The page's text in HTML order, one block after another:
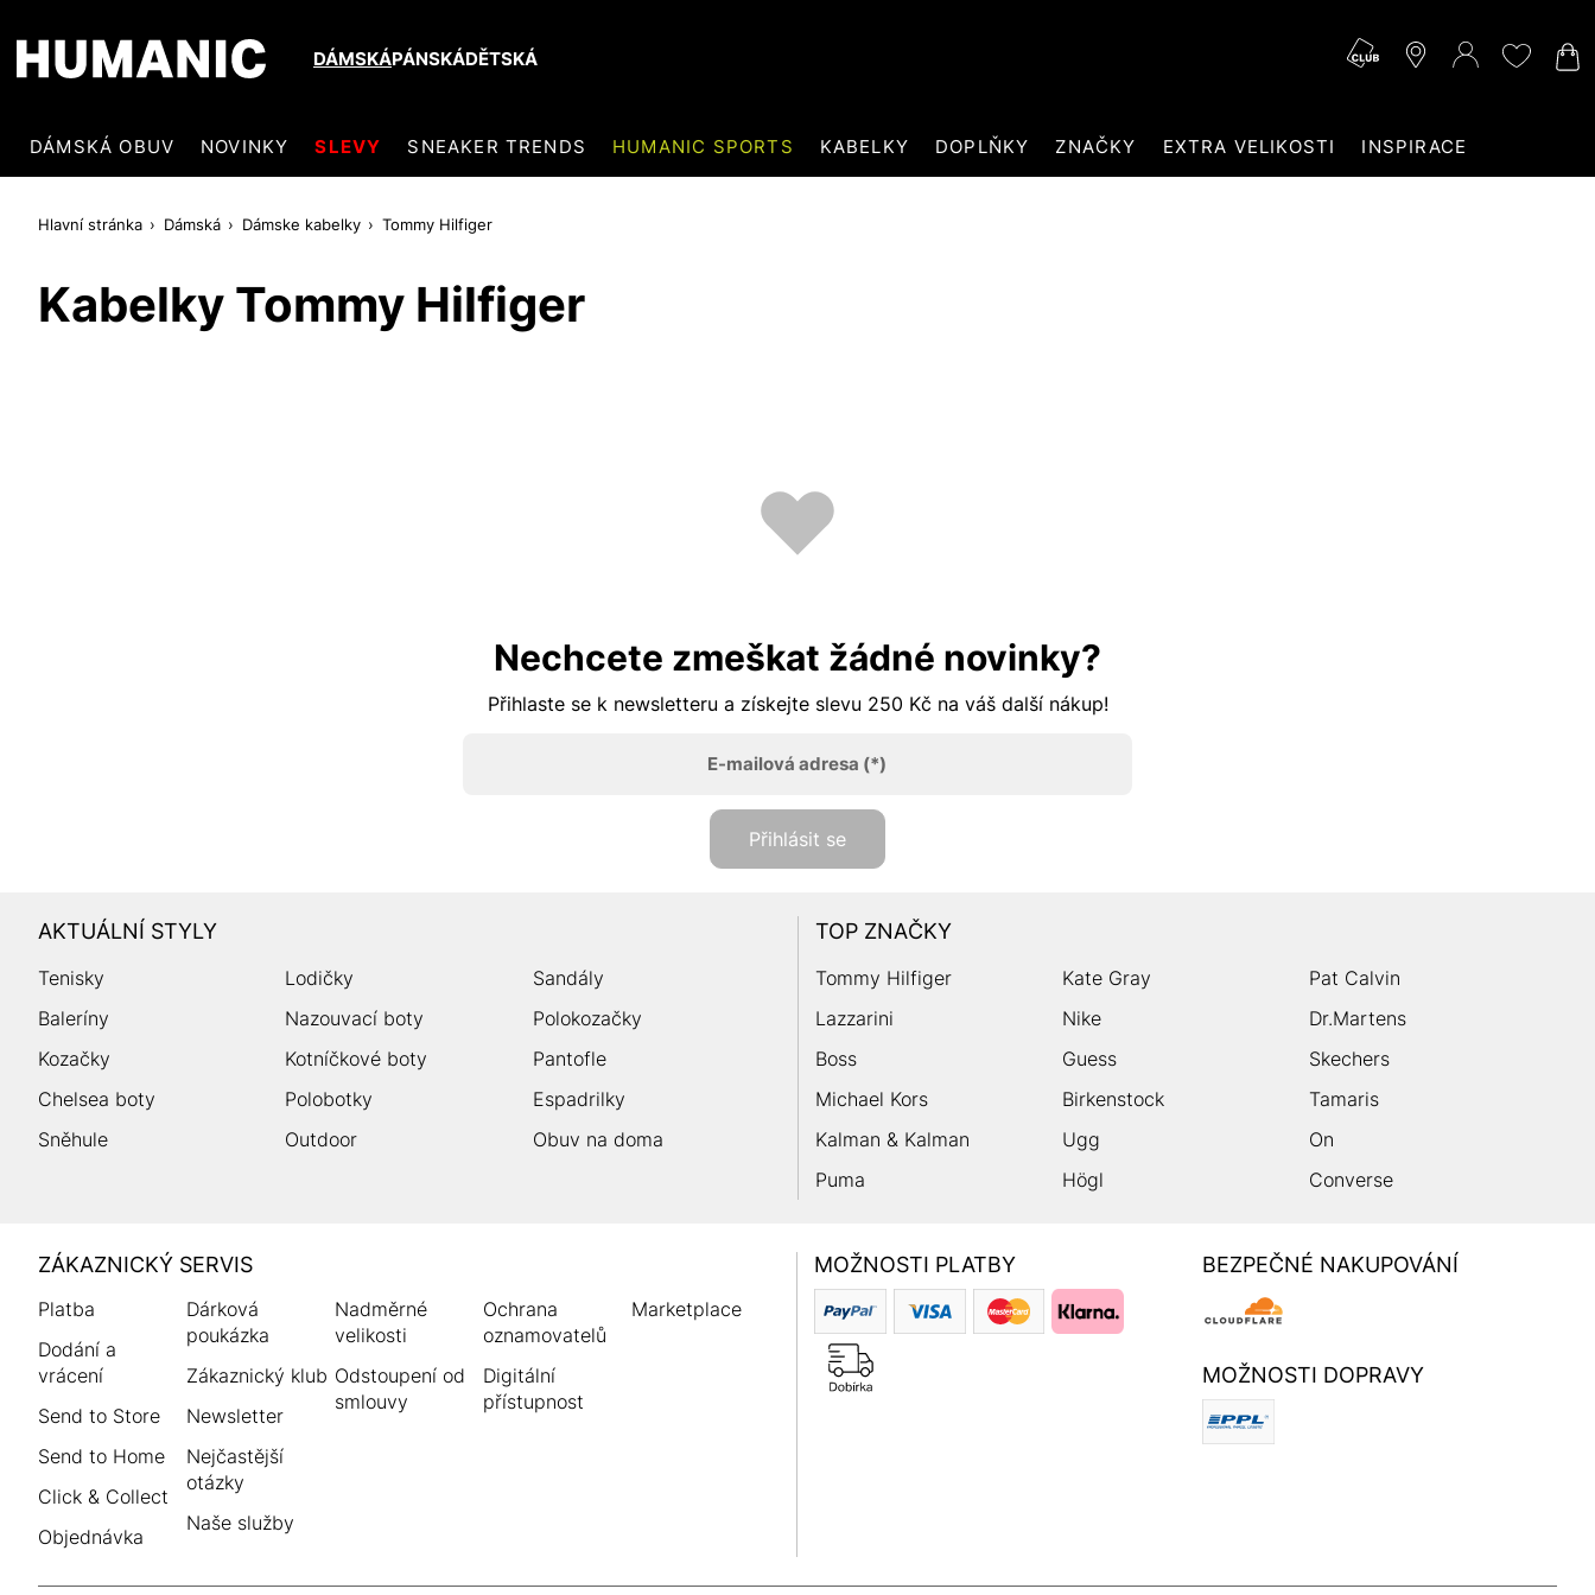
DÁMSKÁPÁNSKÁDĚTSKÁ
DÁMSKÁ OBUV NOVINKY SLEVY SNEAKER TRENDS HUMANIC SPORTS KABELKY DOPLŇKY ZNAČKY EXTRA VELIKOSTI INSPIRACE
Hlavní stránka Dámská Dámske kabelky Tommy Hilfiger
Kabelky Tommy Hilfiger
Nechcete zmeškat žádné novinky?
Přihlaste se k newsletteru a získejte slevu 250 Kč na váš další nákup!
E-mailová adresa (*)
Přihlásit se
AKTUÁLNÍ STYLY
Tenisky Lodičky
Sandály
Baleríny
Nazouvací boty
Polokozačky
Kozačky
Kotníčkové boty
Pantofle
Chelsea boty
Polobotky
Espadrilky
Sněhule
Outdoor Obuv na doma
TOP ZNAČKY
Tommy Hilfiger Kate Gray
Pat Calvin
Lazzarini
Nike
Dr.Martens
Boss
Guess
Skechers
Michael Kors
Birkenstock
Tamaris
Kalman & Kalman
Ugg
On
Puma
Högl Converse
HUMANIC
Zápatí
ZÁKAZNICKÝ SERVIS
Platba
Dodání a
vrácení
Send to Store
Send to Home
Click & Collect
Objednávka
Dárková
poukázka
Zákaznický klub
Newsletter
Nejčastější
otázky
Naše služby
Nadměrné
velikosti
Odstoupení od
smlouvy
Ochrana
oznamovatelů
Digitální
přístupnost
Marketplace
MOŽNOSTI PLATBY BEZPEČNÉ NAKUPOVÁNÍ
MOŽNOSTI DOPRAVY